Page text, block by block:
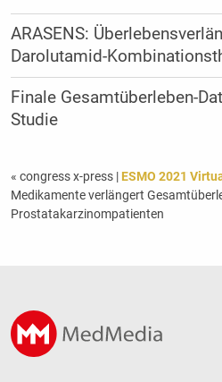
ARASENS:
Darolutamid-
Finale Gesamtüberleben-
Studie
« congress x-press | ESMO 2021
Medikamente verlängert
Prostatakarzinompatienten